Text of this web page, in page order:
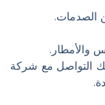
الصدمات.
التواصل مع شركة